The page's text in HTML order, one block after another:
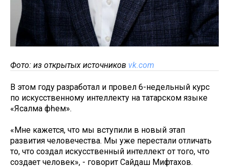
Фото: из открытых источников vk.com
В этом году разработал и провел 6-недельный курс
по искусственному интеллекту на татарском языке
«Ясалма фәһем».
«Мне кажется, что мы вступили в новый этап
развития человечества. Мы уже перестали отличать
то, что создал искусственный интеллект от того, что
создает человек», - говорит Сайдаш Мифтахов.